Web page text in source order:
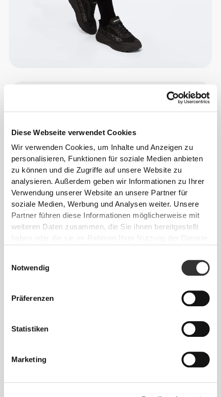
Diese Webseite verwendet Cookies
Wir verwenden Cookies, um Inhalte und Anzeigen zu
personalisieren, Funktionen für soziale Medien anbieten
zu können und die Zugriffe auf unsere Website zu
analysieren. Außerdem geben wir Informationen zu Ihrer
Verwendung unserer Website an unsere Partner für
soziale Medien, Werbung und Analysen weiter. Unsere
Partner führen diese Informationen möglicherweise mit
weiteren Daten zusammen, die Sie ihnen bereitgestellt
haben oder die sie im Rahmen Ihrer Nutzung der Dienste
Notwendig
Präferenzen
Statistiken
Marketing
Gesamtbewertungen
4.9 (311 Bewertungen)
Aus unserer Community
ansehen
Alexandra
2